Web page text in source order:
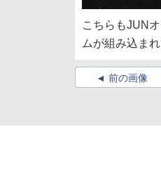
こちらもJUN
ムが組み込ま
前の画像